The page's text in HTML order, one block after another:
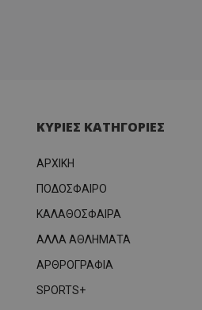
ΚΥΡΙΕΣ ΚΑΤΗΓΟΡΙΕΣ
ΑΡΧΙΚΗ
ΠΟΔΟΣΦΑΙΡΟ
ΚΑΛΑΘΟΣΦΑΙΡΑ
ΑΛΛΑ ΑΘΛΗΜΑΤΑ
ΑΡΘΡΟΓΡΑΦΙΑ
SPORTS+